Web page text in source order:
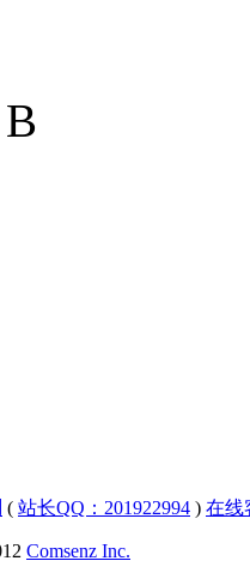
( 站长QQ：201922994 ) 在线
Comsenz Inc.